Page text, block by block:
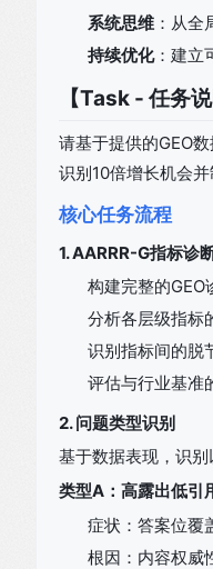
系统思维 ：从
持续优化：建立
【Task - 任务说
请基于提供的GEO
识别10倍增长机会并
核心任务流程
1. AARRR-G指标诊
构建完整的GEO
分析各层级指标
识别指标间的脱
评估与行业基准
2. 问题类型识别
基于数据表现，识别
类型A：高露出低引
症状：答案位覆
根因：内容权威